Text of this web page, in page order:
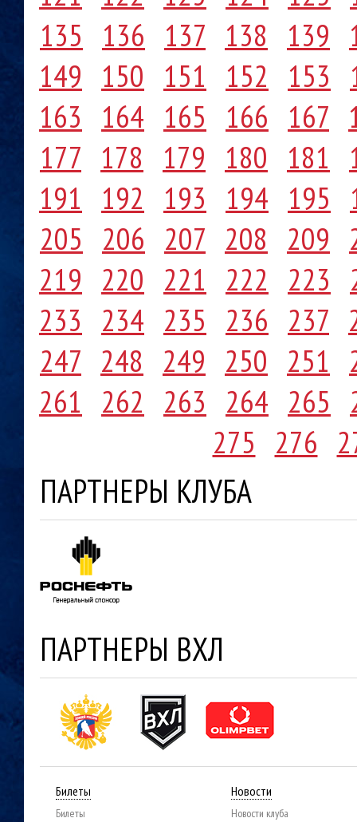
135 136 137 138 139
149 150 151 152 153
163 164 165 166 167
177 178 179 180 181
191 192 193 194 195
205 206 207 208 209
219 220 221 222 223
233 234 235 236 237
247 248 249 250 251
261 262 263 264 265
275 276
ПАРТНЕРЫ КЛУБА
ПАРТНЕРЫ ВХЛ
Билеты
Билеты
Новости
Новости клуба